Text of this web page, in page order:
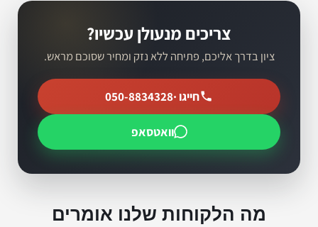
צריכים מנעולן עכשיו?
ציון בדרך אליכם, פתיחה ללא נזק ומחיר שסוכם מראש.
חייגו ·050-8834328
וואטסאפ
מה הלקוחות שלנו אומרים